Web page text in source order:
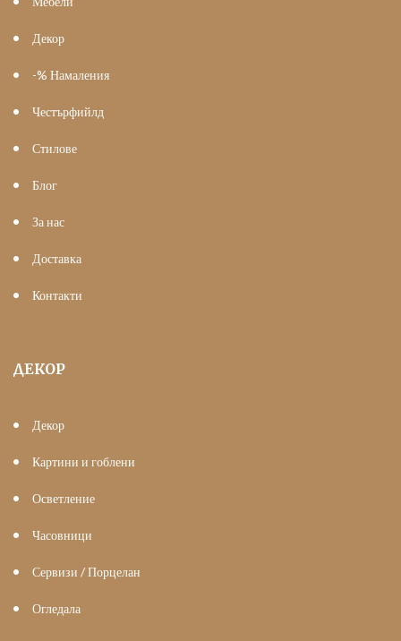
Декор
-% Намаления
Честърфийлд
Стилове
Блог
За нас
Доставка
Контакти
ДЕКОР
Декор
Картини и гоблени
Осветление
Часовници
Сервизи / Порцелан
Огледала